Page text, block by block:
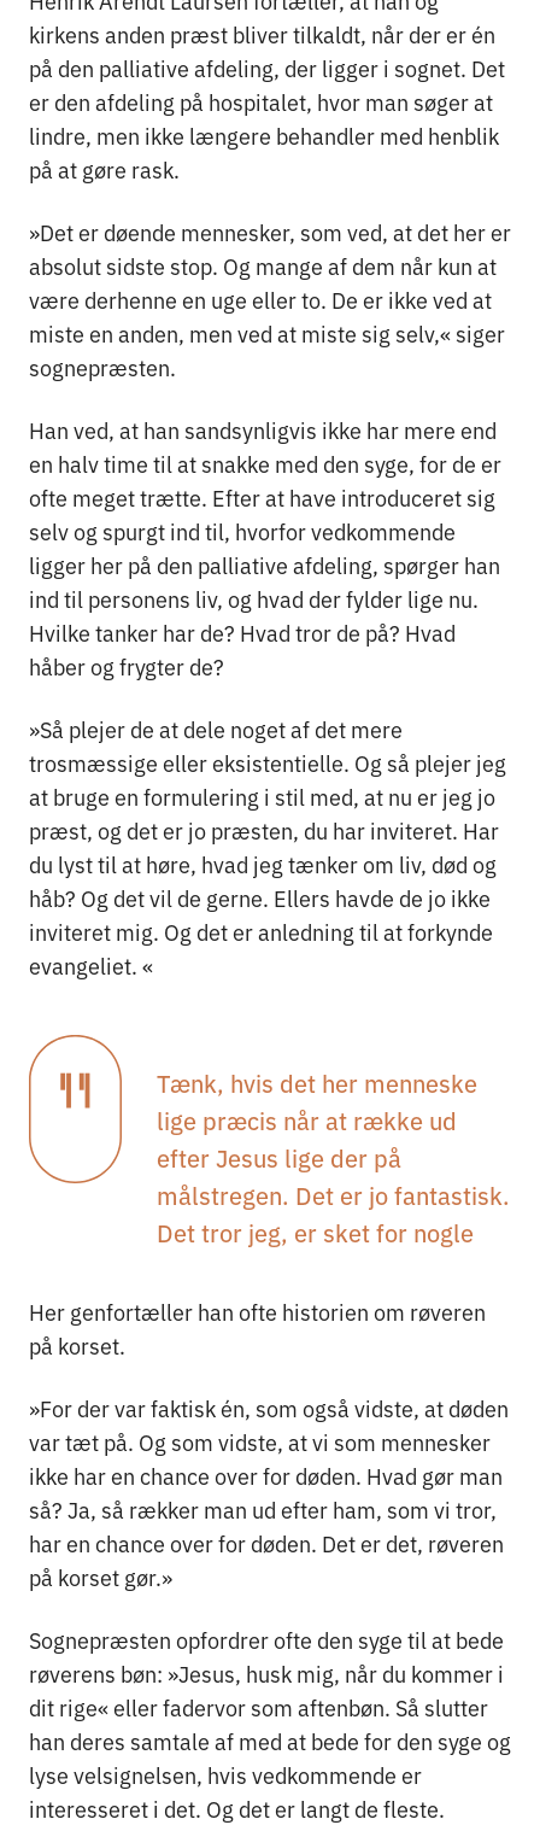
kirkens anden præst bliver tilkaldt, når der er én
på den palliative afdeling, der ligger i sognet. Det
er den afdeling på hospitalet, hvor man søger at
lindre, men ikke længere behandler med henblik
på at gøre rask.
»Det er døende mennesker, som ved, at det her er
absolut sidste stop. Og mange af dem når kun at
være derhenne en uge eller to. De er ikke ved at
miste en anden, men ved at miste sig selv,« siger
sognepræsten.
Han ved, at han sandsynligvis ikke har mere end
en halv time til at snakke med den syge, for de er
ofte meget trætte. Efter at have introduceret sig
selv og spurgt ind til, hvorfor vedkommende
ligger her på den palliative afdeling, spørger han
ind til personens liv, og hvad der fylder lige nu.
Hvilke tanker har de? Hvad tror de på? Hvad
håber og frygter de?
»Så plejer de at dele noget af det mere
trosmæssige eller eksistentielle. Og så plejer jeg
at bruge en formulering i stil med, at nu er jeg jo
præst, og det er jo præsten, du har inviteret. Har
du lyst til at høre, hvad jeg tænker om liv, død og
håb? Og det vil de gerne. Ellers havde de jo ikke
inviteret mig. Og det er anledning til at forkynde
evangeliet. «
Tænk, hvis det her menneske
lige præcis når at række ud
efter Jesus lige der på
målstregen. Det er jo fantastisk.
Det tror jeg, er sket for nogle
Her genfortæller han ofte historien om røveren
på korset.
»For der var faktisk én, som også vidste, at døden
var tæt på. Og som vidste, at vi som mennesker
ikke har en chance over for døden. Hvad gør man
så? Ja, så rækker man ud efter ham, som vi tror,
har en chance over for døden. Det er det, røveren
på korset gør.»
Sognepræsten opfordrer ofte den syge til at bede
røverens bøn: »Jesus, husk mig, når du kommer i
dit rige« eller fadervor som aftenbøn. Så slutter
han deres samtale af med at bede for den syge og
lyse velsignelsen, hvis vedkommende er
interesseret i det. Og det er langt de fleste.